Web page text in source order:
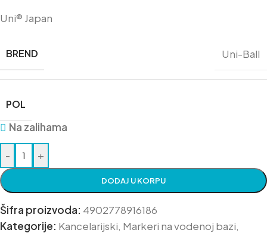
Uni® Japan
BREND Uni-Ball
POL
Na zalihama
- +
DODAJ U KORPU
Šifra proizvoda: 4902778916186
Kategorije: Kancelarijski, Markeri na vodenoj bazi,